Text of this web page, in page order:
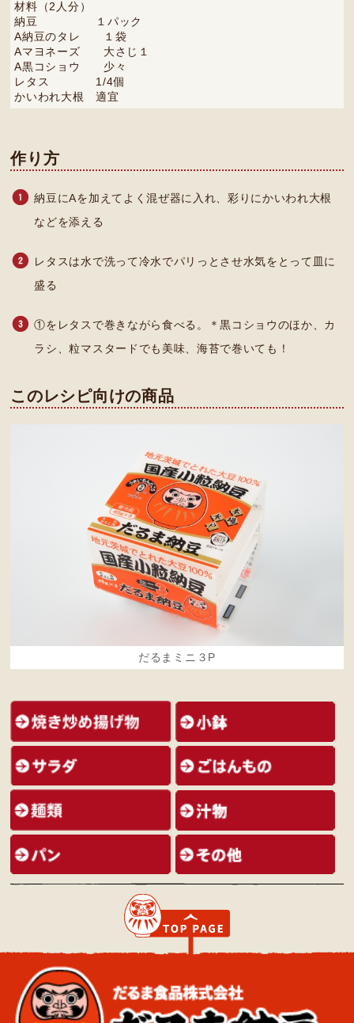
材料（2人分）
納豆 １パック
A納豆のタレ １袋
Aマヨネーズ 大さじ１
A黒コショウ 少々
レタス 1/4個
かいわれ大根 適宜
作り方
納豆にAを加えてよく混ぜ器に入れ、彩りにかいわれ大根
などを添える
レタスは水で洗って冷水でパリっとさせ水気をとって皿に
盛る
①をレタスで巻きながら食べる。＊黒コショウのほか、カ
ラシ、粒マスタードでも美味、海苔で巻いても！
このレシピ向けの商品
だるまミニ３P